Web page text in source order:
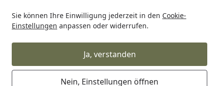
Sie können Ihre Einwilligung jederzeit in den Cookie-
Einstellungen anpassen oder widerrufen.
Ja, verstanden
Nein, Einstellungen öffnen
Startseite
Grill Weber Burner Kit 29MB 3B Genesis 19 (67501)
Weber Burner Kit 29MB 3B Genesis